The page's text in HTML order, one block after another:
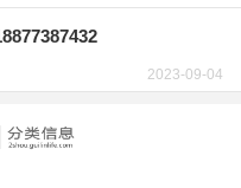
2023-09-04